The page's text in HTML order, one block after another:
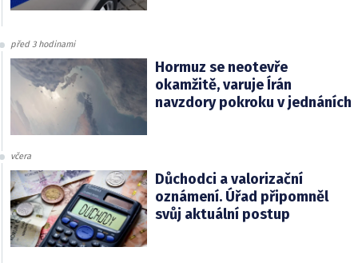
před 3 hodinami
Hormuz se neotevře
okamžitě, varuje Írán
navzdory pokroku v jednáních
včera
Důchodci a valorizační
oznámení. Úřad připomněl
svůj aktuální postup